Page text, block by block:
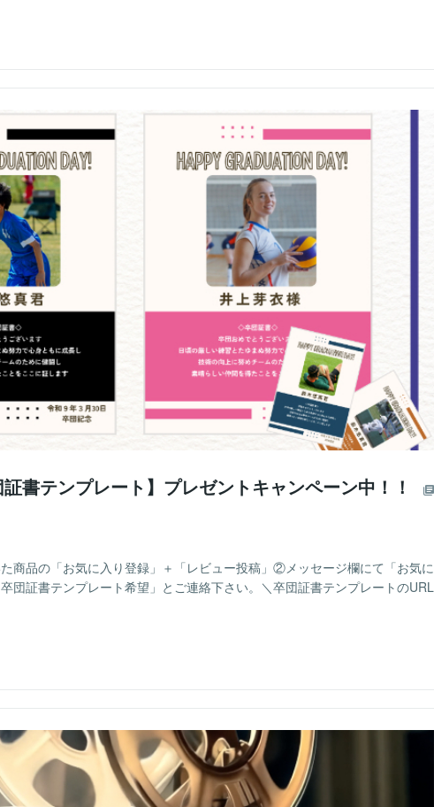
書テンプレート】プレゼントキャンペーン中！！
品の「お気に入り登録」＋「レビュー投稿」②メッセージ欄にて「お気に
団証書テンプレート希望」とご連絡下さい。＼卒団証書テンプレートのURL